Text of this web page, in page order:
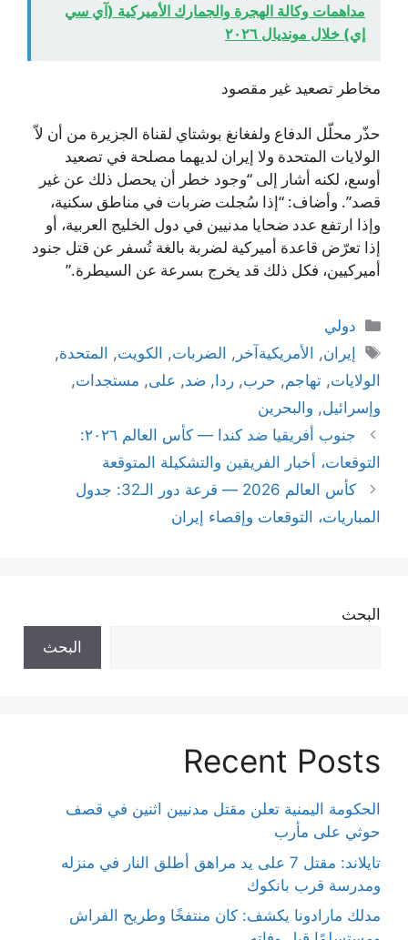
مداهمات وكالة الهجرة والجمارك الأميركية (آي سي
إي) خلال مونديال ٢٠٢٦
مخاطر تصعيد غير مقصود
حذّر محلّل الدفاع ولفغانغ بوشتاي لقناة الجزيرة من أن لاّ
الولايات المتحدة ولا إيران لديهما مصلحة في تصعيد
أوسع، لكنه أشار إلى “وجود خطر أن يحصل ذلك عن غير
قصد”. وأضاف: “إذا سُجلت ضربات في مناطق سكنية،
وإذا ارتفع عدد ضحايا مدنيين في دول الخليج العربية، أو
إذا تعرّض قاعدة أميركية لضربة بالغة تُسفر عن قتل جنود
أميركيين، فكل ذلك قد يخرج بسرعة عن السيطرة.”
التصنيفات
دولي
الوسوم
إيران, الأمريكيةآخر , الضربات, الكويت, المتحدة,
الولايات, تهاجم, حرب, ردا , ضد, على, مستجدات,
وإسرائيل, والبحرين
جنوب أفريقيا ضد كندا — كأس العالم ٢٠٢٦:
التوقعات، أخبار الفريقين والتشكيلة المتوقعة
كأس العالم 2026 — قرعة دور الـ32: جدول
المباريات، التوقعات وإقصاء إيران
البحث
البحث
Recent Posts
الحكومة اليمنية تعلن مقتل مدنيين اثنين في قصف
حوثي على مأرب
تايلاند: مقتل 7 على يد مراهق أطلق النار في منزله
ومدرسة قرب بانكوك
مدلك مارادونا يكشف: كان منتفخًا وطريح الفراش